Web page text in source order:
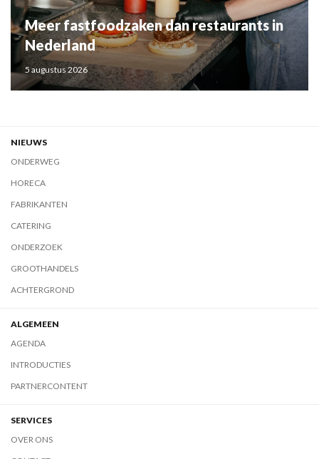
Meer fastfoodzaken dan restaurants in
Nederland
5 augustus 2026
NIEUWS
ONDERWEG
HORECA
FABRIKANTEN
CATERING
ONDERZOEK
GROOTHANDELS
ACHTERGROND
ALGEMEEN
AGENDA
INTRODUCTIES
PARTNERCONTENT
SERVICES
OVER ONS